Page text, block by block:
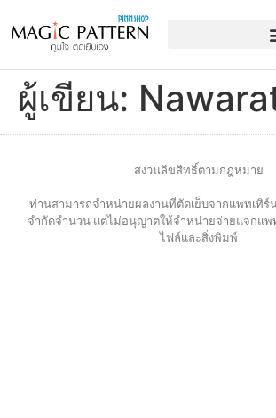
ผู้เขียน:
สงวนลิขสิทธิ์ตามกฎหมาย
ท่านสามารถจำหน่ายผลงานที่ตัดเย็บจากแพทเทิร์
จำกัดจำนวน แต่ไม่อนุญาตให้จำหน่ายจ่ายแจกแพ
ไฟล์และสิ่งพิมพ์